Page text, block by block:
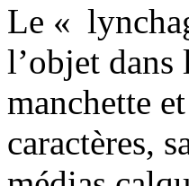
Le «
l’objet dans
manchette
caractères,